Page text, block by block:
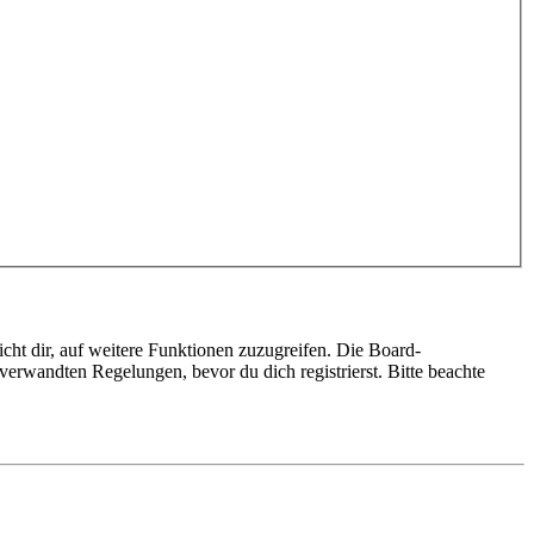
dir, auf weitere Funktionen zuzugreifen. Die Board-
Regelungen, bevor du dich registrierst. Bitte beachte